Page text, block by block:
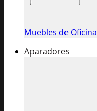
Muebles de Oficina
Aparadores